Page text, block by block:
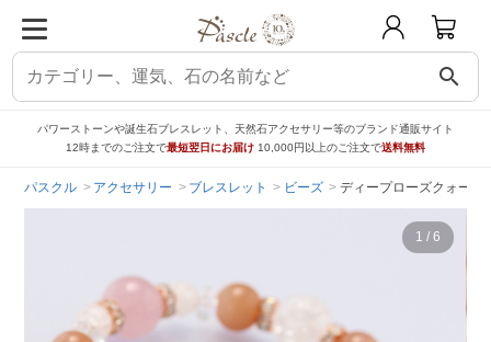
search
パワーストーンや誕生石ブレスレット、天然石アクセサリー等のブランド通販サイト
12時までのご注文で最短翌日にお届け 10,000円以上のご注文で送料無料
パスクル アクセサリー ブレスレット ビーズ ディープローズクォーツ
1 / 6